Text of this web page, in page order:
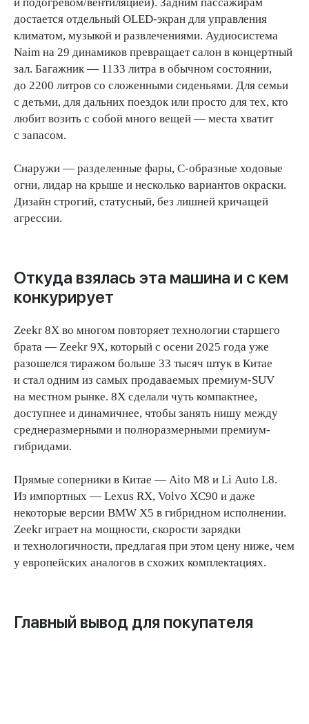
достается отдельный OLED-экран для управления
климатом, музыкой и развлечениями. Аудиосистема
Naim на 29 динамиков превращает салон в концертный
зал. Багажник — 1133 литра в обычном состоянии,
до 2200 литров со сложенными сиденьями. Для семьи
с детьми, для дальних поездок или просто для тех, кто
любит возить с собой много вещей — места хватит
с запасом.
Снаружи — разделенные фары, С-образные ходовые
огни, лидар на крыше и несколько вариантов окраски.
Дизайн строгий, статусный, без лишней кричащей
агрессии.
Откуда взялась эта машина и с кем
конкурирует
Zeekr 8X во многом повторяет технологии старшего
брата — Zeekr 9X, который с осени 2025 года уже
разошелся тиражом больше 33 тысяч штук в Китае
и стал одним из самых продаваемых премиум-SUV
на местном рынке. 8X сделали чуть компактнее,
доступнее и динамичнее, чтобы занять нишу между
среднеразмерными и полноразмерными премиум-
гибридами.
Прямые соперники в Китае — Aito M8 и Li Auto L8.
Из импортных — Lexus RX, Volvo XC90 и даже
некоторые версии BMW X5 в гибридном исполнении.
Zeekr играет на мощности, скорости зарядки
и технологичности, предлагая при этом цену ниже, чем
у европейских аналогов в схожих комплектациях.
Главный вывод для покупателя